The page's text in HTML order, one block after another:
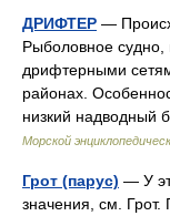
ДРИФТЕР —
Рыболовное
дрифтерными
районах.
низкий надводный
Морской
Грот (парус) — У
значения, см.